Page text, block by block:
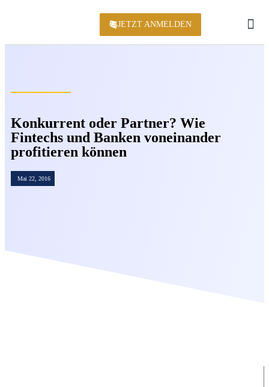
JETZT ANMELDEN
Konkurrent oder Partner? Wie
Fintechs und Banken voneinander
profitieren können
Mai 22, 2016